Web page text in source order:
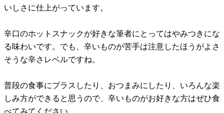
いしさに仕上がっています。
辛口のホットスナックが好きな筆者にとってはやみつきにな
る味わいです。でも、辛いものが苦手は注意したほうがよさ
そうな辛さレベルですね。
普段の食事にプラスしたり、おつまみにしたり、いろんな楽
しみ方ができると思うので、辛いものがお好きな方はぜひ食
べてみてください。